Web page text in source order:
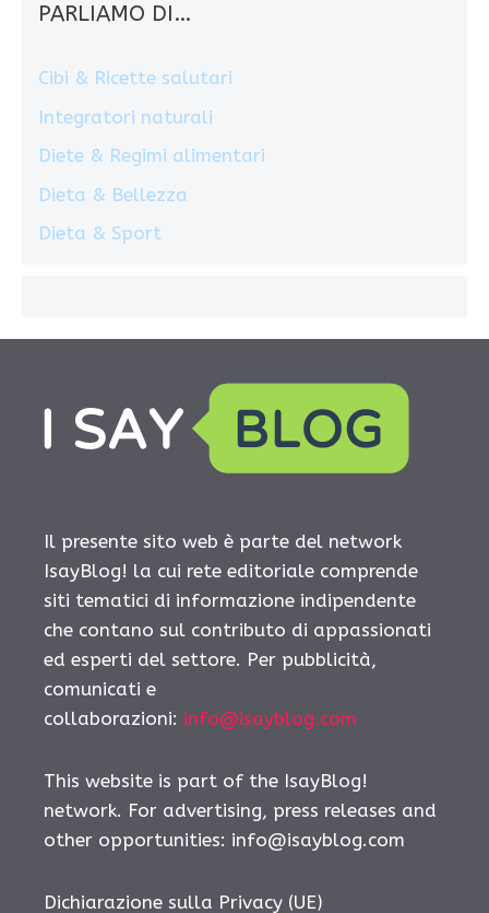
PARLIAMO DI…
Cibi & Ricette salutari
Integratori naturali
Diete & Regimi alimentari
Dieta & Bellezza
Dieta & Sport
Il presente sito web è parte del network
IsayBlog! la cui rete editoriale comprende
siti tematici di informazione indipendente
che contano sul contributo di appassionati
ed esperti del settore. Per pubblicità,
comunicati e
collaborazioni: info@isayblog.com
This website is part of the IsayBlog!
network. For advertising, press releases and
other opportunities: info@isayblog.com
Dichiarazione sulla Privacy (UE)